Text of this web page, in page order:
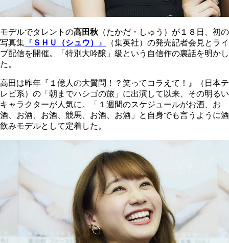
モデルでタレントの高田秋 （たかだ・しゅう）が１８日、初の
写真集 『 ＳＨＵ（シュウ） 』
（集英社）の発売記者会見とライ
ブ配信を開催。「特別大吟醸」級という自信作の裏話を明かし
た。
高田は昨年『１億人の大質問！？笑ってコラえて！』（日本テ
レビ系）の「朝までハシゴの旅」に出演して以来、その明るい
キャラクターが人気に。「１週間のスケジュールがお酒、お
酒、お酒、お酒、競馬、お酒、お酒」と自身でも言うように酒
飲みモデルとして定着した。